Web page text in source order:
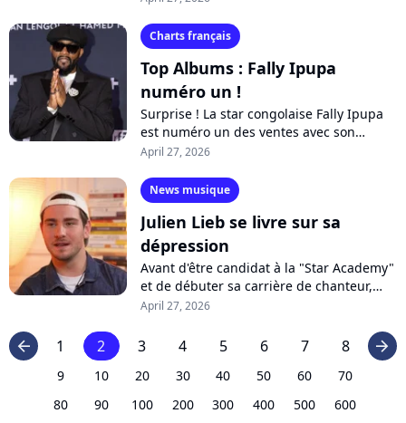
Charts français
Top Albums : Fally Ipupa
numéro un !
Surprise ! La star congolaise Fally Ipupa
est numéro un des ventes avec son
nouvel album "XX", à quelques jours de
April 27, 2026
News musique
Julien Lieb se livre sur sa
dépression
Avant d'être candidat à la "Star Academy"
et de débuter sa carrière de chanteur,
Julien Lieb a traversé quelques épreuves
April 27, 2026
arrow_left 1 2 3 4 5 6 7 8
9 10 20 30 40 50 60
70
80
90 100 200 300 400 500
600
arrow_right